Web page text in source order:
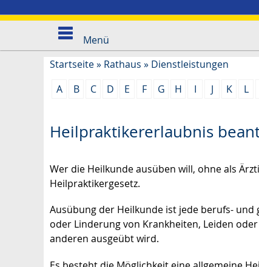
Menü
Startseite» Rathaus » Dienstleistungen
A
B C D E F G H I J K L
Heilpraktikererlaubnis
Wer die Heilkunde ausüben will, ohne als
Heilpraktikergesetz.
Ausübung der Heilkunde ist jede berufs-
oder Linderung von Krankheiten, Leiden
anderen ausgeübt wird.